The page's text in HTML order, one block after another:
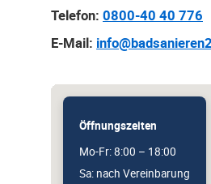
Telefon: 0800-40 40 776
E-Mail:
Öffnungszeiten
Mo-Fr: 8:00 – 18:00
Sa: nach Vereinbarung